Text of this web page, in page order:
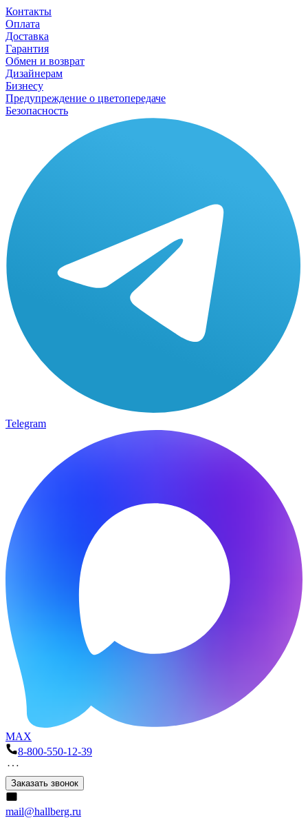
Контакты
Оплата
Доставка
Гарантия
Обмен и возврат
Дизайнерам
Бизнесу
Предупреждение о цветопередаче
Безопасность
Telegram
MAX
8-800-550-12-39
Заказать звонок
mail@hallberg.ru